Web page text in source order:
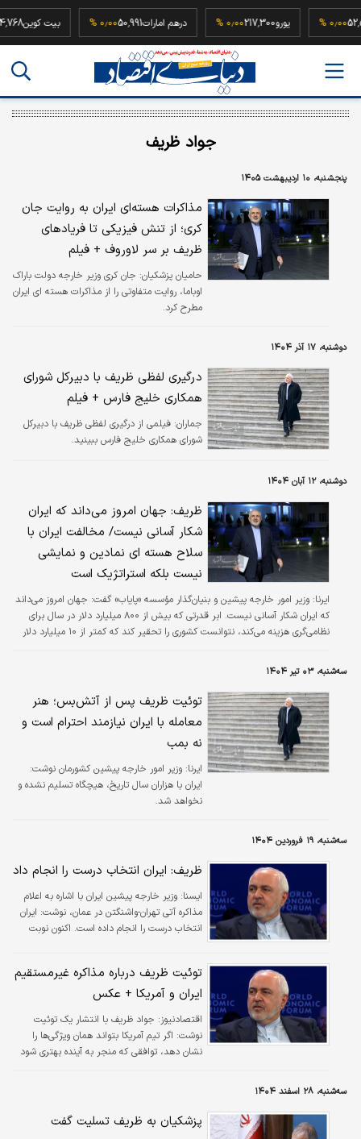
52,500,000 یورو217,300 درهم امارات50,991 بیت
جواد ظریف
پنجشنبه، ۱۰ اردیبهشت ۱۴۰۵
مذاکرات هسته‌ای ایران به روایت جان
کری؛ از تنش فیزیکی تا فریادهای
ظریف بر سر لاوروف + فیلم
حامیان پزشکیان: جان کری وزیر خارجه دولت باراک
اوباما، روایت متفاوتی را از مذاکرات هسته ای ایران
مطرح کرد.
دوشنبه، ۱۷ آذر ۱۴۰۴
درگیری لفظی ظریف با دبیرکل شورای
همکاری خلیج فارس + فیلم
جماران: فیلمی از درگیری لفظی ظریف با دبیرکل
شورای همکاری خلیج فارس ببینید.
دوشنبه، ۱۲ آبان ۱۴۰۴
ظریف: جهان امروز می‌داند که ایران
شکار آسانی نیست/ مخالفت ایران با
سلاح هسته ای نمادین و نمایشی
نیست بلکه استراتژیک است
ایرنا: وزیر امور خارجه پیشین و بنیان‌گذار مؤسسه «پایاب» گفت: جهان امروز می‌داند
که ایران شکار آسانی نیست. ابر قدرتی که بیش از ۸۰۰ میلیارد دلار در سال برای
نظامی‌گری هزینه می‌کند، نتوانست کشوری را تحقیر کند که کمتر از ۱۰ میلیارد دلار
سه‌شنبه، ۰۳ تیر ۱۴۰۴
توئیت ظریف پس از آتش‌بس؛ هنر
معامله با ایران نیازمند احترام است و
نه بمب
ایرنا: وزیر امور خارجه پیشین کشورمان نوشت:
ایران با هزاران سال تاریخ، هیچگاه تسلیم نشده و
نخواهد شد.
سه‌شنبه، ۱۹ فروردین ۱۴۰۴
ظریف: ایران انتخاب درست را انجام داد
ايسنا: وزیر خارجه پیشین ایران با اشاره به اعلام
مذاکره آتی تهران-واشنگتن در عمان، نوشت: ایران
انتخاب درست را انجام داده است. اکنون نوبت
کند.
توئیت ظریف درباره مذاکره غیرمستقیم
ایران و آمریکا + عکس
اقتصادنیوز: جواد ظریف با انتشار یک توئیت
نوشت: اگر تیم آمریکا بتواند همان ویژگی‌ها را
نشان دهد، توافقی که منجر به آینده بهتری شود
سه‌شنبه، ۲۸ اسفند ۱۴۰۴
پزشکیان به ظریف تسلیت گفت